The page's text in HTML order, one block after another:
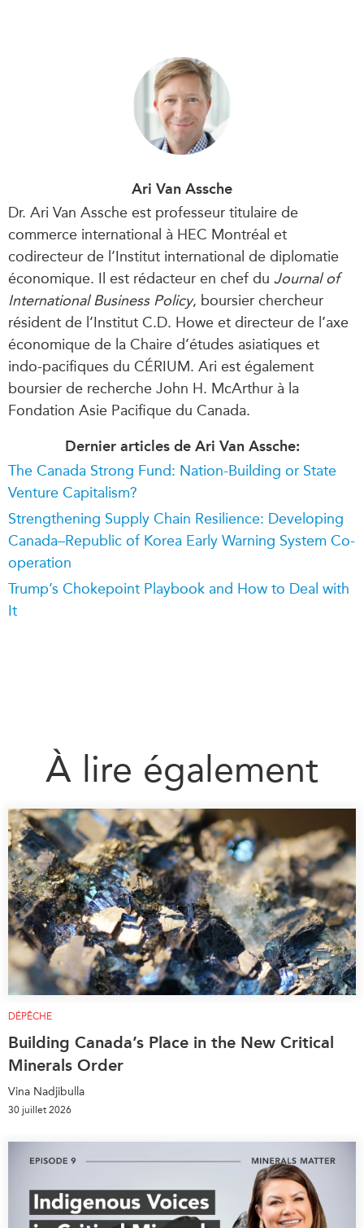
Ari Van Assche
Dr. Ari Van Assche est professeur titulaire de
commerce international à HEC Montréal et
codirecteur de l’Institut international de diplomatie
économique. Il est rédacteur en chef du Journal of
International Business Policy, boursier chercheur
résident de l’Institut C.D. Howe et directeur de l’axe
économique de la Chaire d’études asiatiques et
indo-pacifiques du CÉRIUM. Ari est également
boursier de recherche John H. McArthur à la
Fondation Asie Pacifique du Canada.
Dernier articles de Ari Van Assche:
The Canada Strong Fund: Nation-Building or State
Venture Capitalism?
Strengthening Supply Chain Resilience: Developing
Canada–Republic of Korea Early Warning System Co-
operation
Trump’s Chokepoint Playbook and How to Deal with
It
À lire également
DÉPÊCHE
Building Canada’s Place in the New Critical
Minerals Order
Vina Nadjibulla
30 juillet 2026